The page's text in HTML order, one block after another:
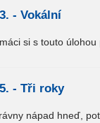
- Vokální
si s touto
- Tři roky
nápad hneď,